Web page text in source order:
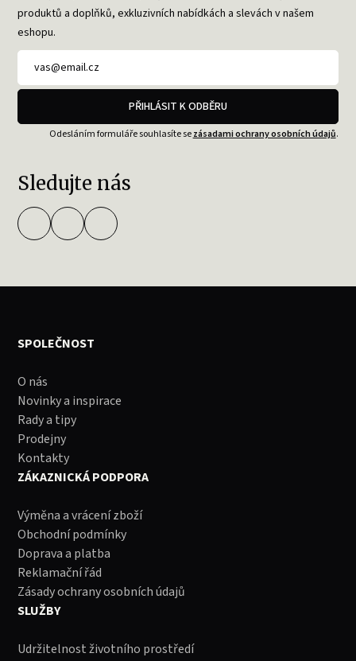
produktů a doplňků, exkluzivních nabídkách a slevách v našem
eshopu.
PŘIHLÁSIT K ODBĚRU
Odesláním formuláře souhlasíte sezásadami ochrany osobních údajů.
Sledujte nás
SPOLEČNOST
O nás
Novinky a inspirace
Rady a tipy
Prodejny
Kontakty
ZÁKAZNICKÁ PODPORA
Výměna a vrácení zboží
Obchodní podmínky
Doprava a platba
Reklamační řád
Zásady ochrany osobních údajů
SLUŽBY
Udržitelnost životního prostředí